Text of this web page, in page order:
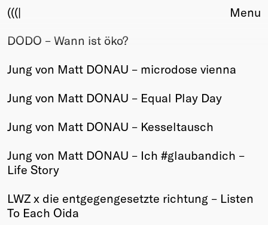
(((|
About
Award
Fair Work
Upcoming
Past
Membership
Info
Menu
DODO – Wann ist öko?
Jung von Matt DONAU – microdose vienna
Jung von Matt DONAU – Equal Play Day
Jung von Matt DONAU – Kesseltausch
Jung von Matt DONAU – Ich #glaubandich –
Life Story
LWZ x die entgegengesetzte richtung – Listen
To Each Oida